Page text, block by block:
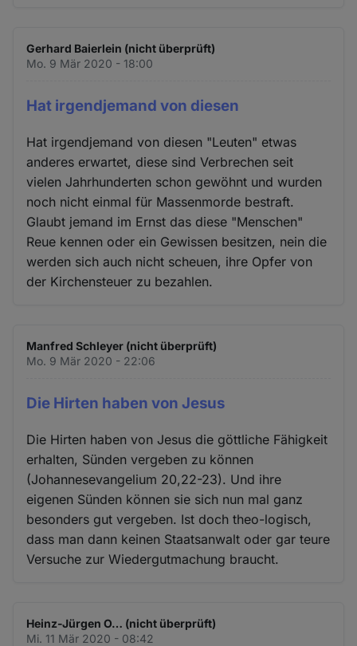
Gerhard Baierlein (nicht überprüft)
Mo. 9 Mär 2020 - 18:00
Hat irgendjemand von diesen
Hat irgendjemand von diesen "Leuten" etwas
anderes erwartet, diese sind Verbrechen seit
vielen Jahrhunderten schon gewöhnt und wurden
noch nicht einmal für Massenmorde bestraft.
Glaubt jemand im Ernst das diese "Menschen"
Reue kennen oder ein Gewissen besitzen, nein die
werden sich auch nicht scheuen, ihre Opfer von
der Kirchensteuer zu bezahlen.
Manfred Schleyer (nicht überprüft)
Mo. 9 Mär 2020 - 22:06
Die Hirten haben von Jesus
Die Hirten haben von Jesus die göttliche Fähigkeit
erhalten, Sünden vergeben zu können
(Johannesevangelium 20,22-23). Und ihre
eigenen Sünden können sie sich nun mal ganz
besonders gut vergeben. Ist doch theo-logisch,
dass man dann keinen Staatsanwalt oder gar teure
Versuche zur Wiedergutmachung braucht.
Heinz-Jürgen O… (nicht überprüft)
Mi. 11 Mär 2020 - 08:42